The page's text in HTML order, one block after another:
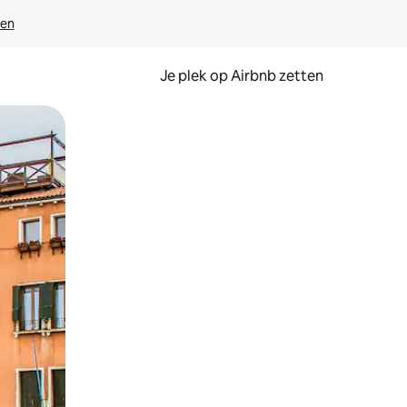
Je plek op Airbnb zetten
of swipen.